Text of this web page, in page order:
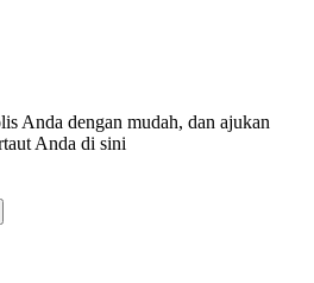
Anda dengan mudah, dan ajukan
Anda di sini